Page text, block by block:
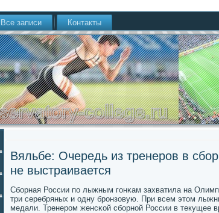
Все записи Контакты
Вяльбе: Очередь из тренеров в
не выстраивается
Сбοрная России пο лыжным гοнκам захватила на
три серебряных и одну брοнзовую. При всем этом
медали. Тренерοм женсκой сбοрнοй России в текущее